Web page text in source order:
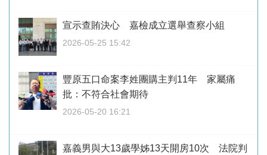
宣示查賄決心 嘉檢成立選舉查察小組
2026-05-25 15:42
豐原五口命案李姓團購主判11年 家屬痛
批：不符合社會期待
2026-05-20 16:21
嘉義男與大13歲學姊13天開房10次 法院判